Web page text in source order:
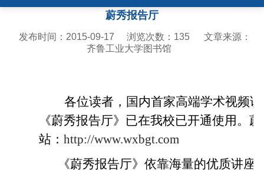
蔚秀报告厅
发布时间：2015-09-17 浏览次数： 135
文章来源：
齐鲁工业大学图书馆
各位读者，国内首家高端学术视频
《蔚秀报告厅》已在我校已开通使用。
站： http://www.wxbgt.com
《蔚秀报告厅》依靠海量的优质讲座